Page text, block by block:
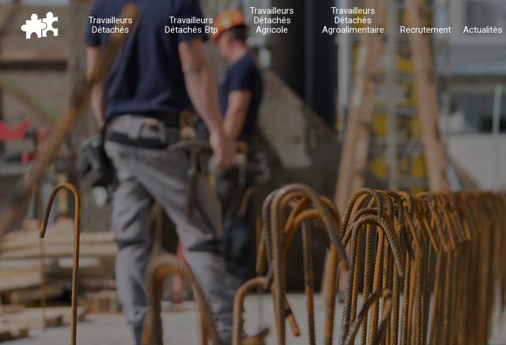
Travailleurs
Détachés
Travailleurs
Détachés Btp
Travailleurs
Détachés
Agricole
Travailleurs
Détachés
Agroalimentaire
Recrutement Actualités